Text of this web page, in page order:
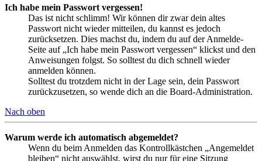
Ich habe mein Passwort vergessen!
Das ist nicht schlimm! Wir können dir zwar dein altes
Passwort nicht wieder mitteilen, du kannst es jedoch
zurücksetzen. Dies machst du, indem du auf der Anmelde-
Seite auf „Ich habe mein Passwort vergessen“ klickst und den
Anweisungen folgst. So solltest du dich schnell wieder
anmelden können.
Solltest du trotzdem nicht in der Lage sein, dein Passwort
zurückzusetzen, so wende dich an die Board-Administration.
Nach oben
Warum werde ich automatisch abgemeldet?
Wenn du beim Anmelden das Kontrollkästchen „Angemeldet
bleiben“ nicht auswählst, wirst du nur für eine Sitzung